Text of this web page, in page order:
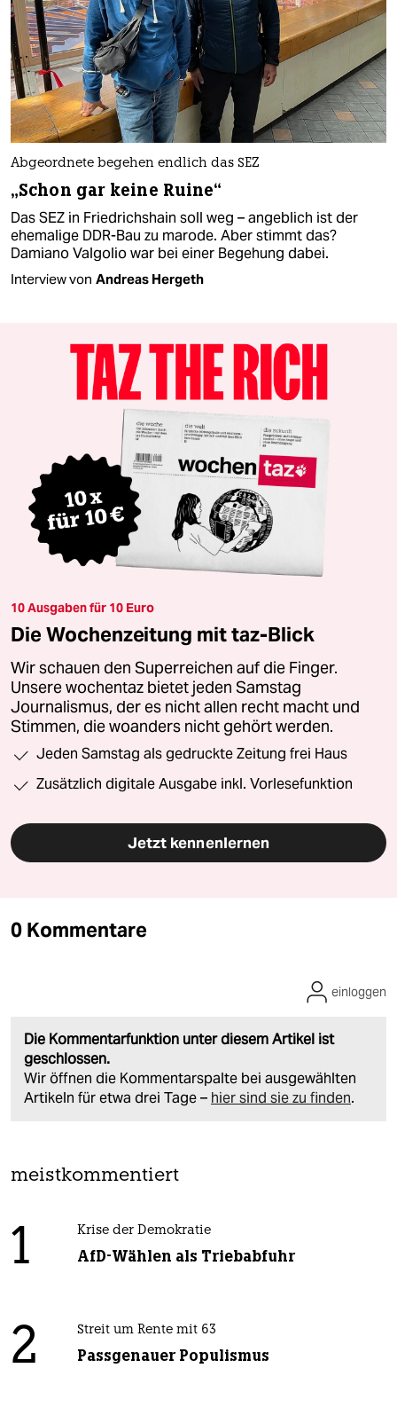
Abgeordnete begehen endlich das SEZ
„Schon gar keine Ruine“
Das SEZ in Friedrichshain soll weg – angeblich ist der
ehemalige DDR-Bau zu marode. Aber stimmt das?
Damiano Valgolio war bei einer Begehung dabei.
Interview von Andreas Hergeth
10 Ausgaben für 10 Euro
Die Wochenzeitung mit taz-Blick
Wir schauen den Superreichen auf die Finger.
Unsere wochentaz bietet jeden Samstag
Journalismus, der es nicht allen recht macht und
Stimmen, die woanders nicht gehört werden.
Jeden Samstag als gedruckte Zeitung frei Haus
Zusätzlich digitale Ausgabe inkl. Vorlesefunktion
Jetzt kennenlernen
0 Kommentare
Die Kommentarfunktion unter diesem Artikel ist
geschlossen.
Wir öffnen die Kommentarspalte bei ausgewählten
Artikeln für etwa drei Tage – hier sind sie zu finden.
einloggen
meistkommentiert
1 Krise der Demokratie
AfD-Wählen als Triebabfuhr
2 Streit um Rente mit 63
Passgenauer Populismus